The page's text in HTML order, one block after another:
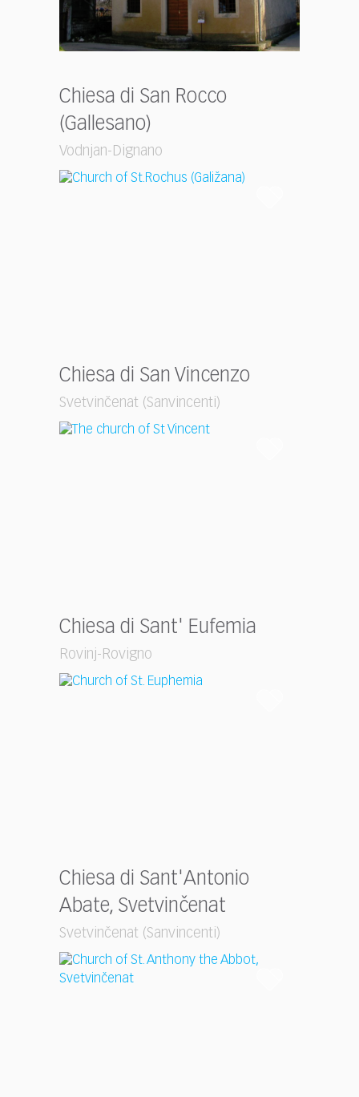
Chiesa di San Rocco
(Gallesano)
Vodnjan-Dignano
Chiesa di San Vincenzo
Svetvinčenat (Sanvincenti)
Chiesa di Sant' Eufemia
Rovinj-Rovigno
Chiesa di Sant'Antonio
Abate, Svetvinčenat
Svetvinčenat (Sanvincenti)